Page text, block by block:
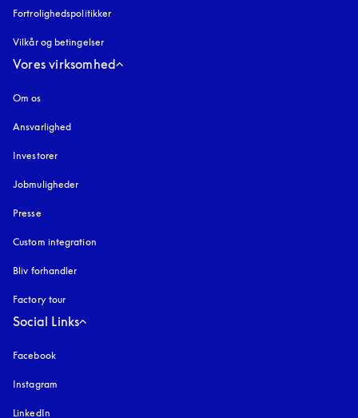
Fortrolighedspolitikker
Vilkår og betingelser
Vores virksomhed
Om os
Ansvarlighed
Investorer
Jobmuligheder
Presse
Custom integration
Bliv forhandler
Factory tour
Social Links
Facebook
Instagram
LinkedIn